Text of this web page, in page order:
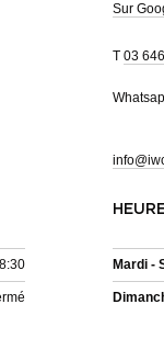
Sur
T 03
Mardi -